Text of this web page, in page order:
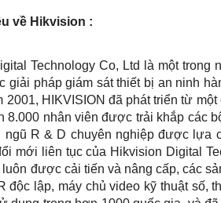
về Hikvision :
Technology Co, Ltd là một
giải pháp giám sát thiết bị an ninh
2001, HIKVISION đã phát triển từ
nhân viên được trải khắp các
ngũ R & D chuyên nghiệp được lựa
mới liên tục của Hikvision Digital
được cải tiến và nâng cấp, các
độc lập, máy chủ video kỹ thuật số,